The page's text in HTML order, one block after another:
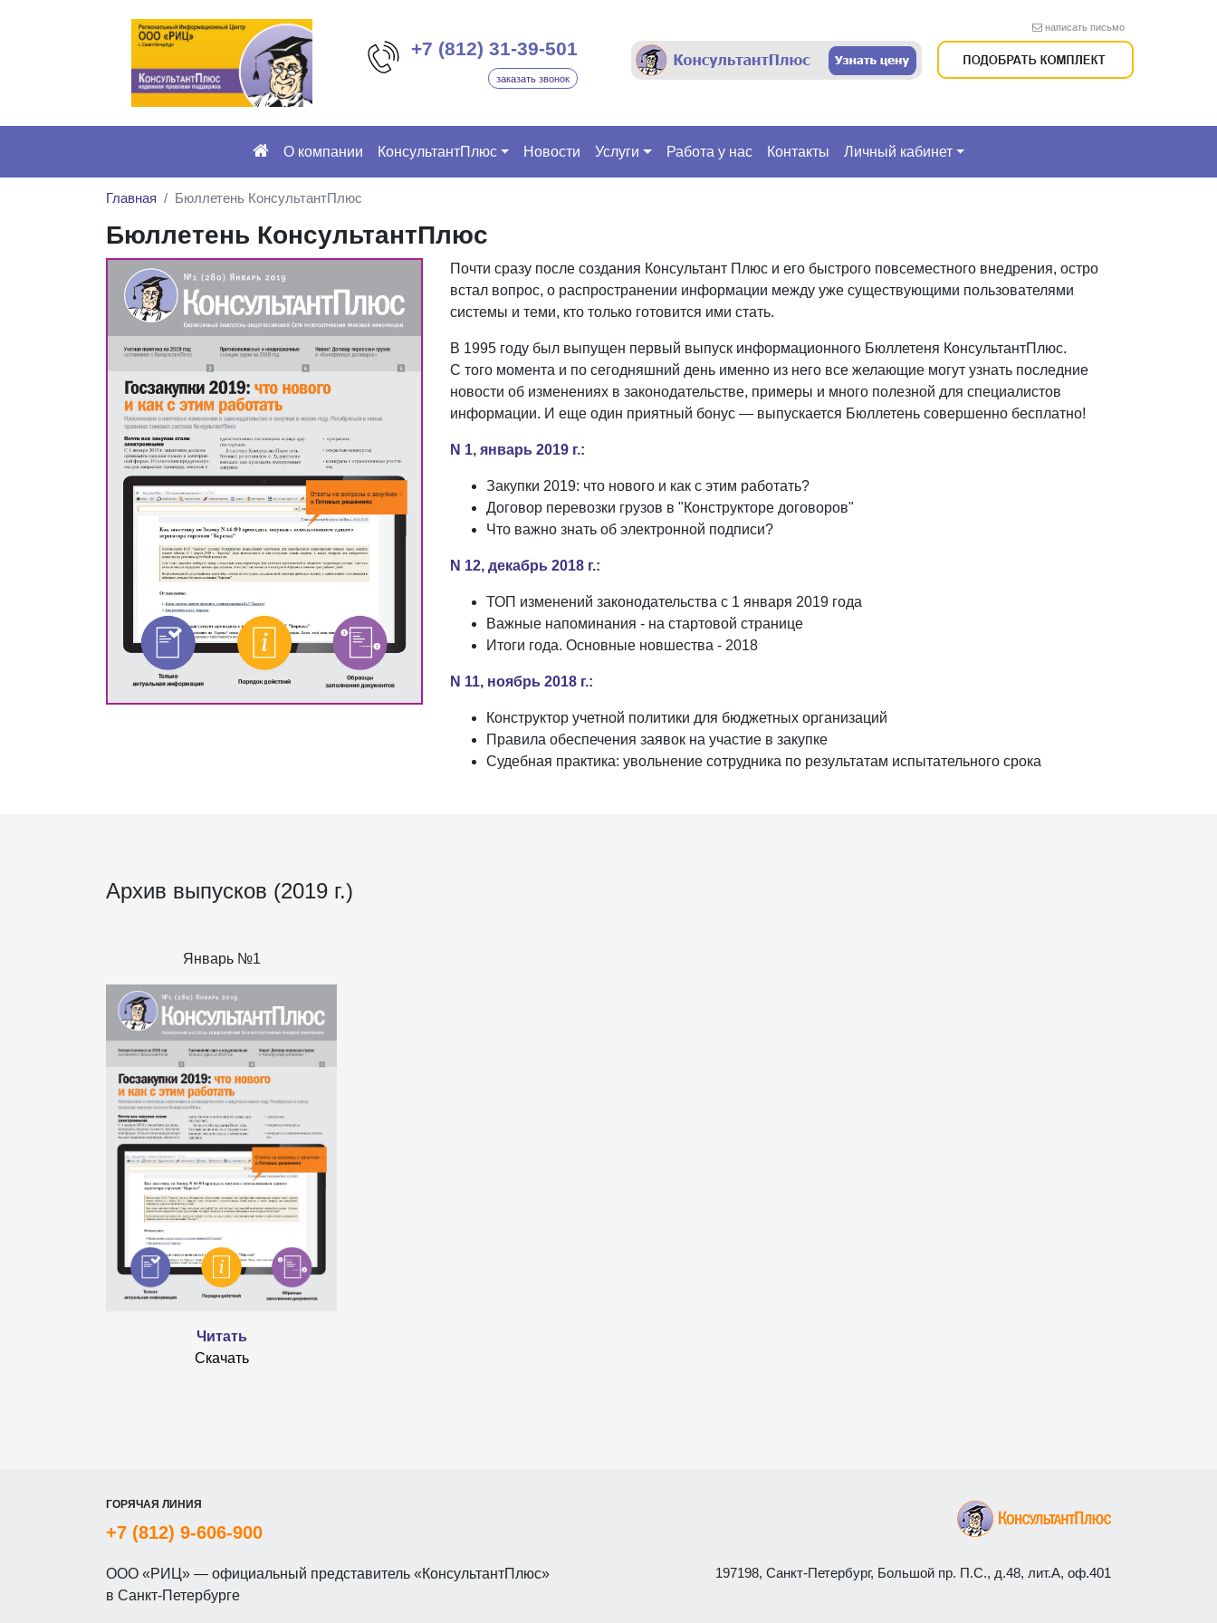
+7 (812) 31-39-501
заказать звонок
написать письмо
О компании КонсультантПлюс Новости Услуги Работа у нас Контакты Личный кабинет
Главная Бюллетень КонсультантПлюс
Бюллетень КонсультантПлюс
Почти сразу после создания Консультант Плюс и его быстрого повсеместного внедрения, остро
встал вопрос, о распространении информации между уже существующими пользователями
системы и теми, кто только готовится ими стать.
В 1995 году был выпущен первый выпуск информационного Бюллетеня КонсультантПлюс.
С того момента и по сегодняшний день именно из него все желающие могут узнать последние
новости об изменениях в законодательстве, примеры и много полезной для специалистов
информации. И еще один приятный бонус — выпускается Бюллетень совершенно бесплатно!
N 1, январь 2019 г.:
Закупки 2019: что нового и как с этим работать?
Договор перевозки грузов в "Конструкторе договоров"
Что важно знать об электронной подписи?
N 12, декабрь 2018 г.:
ТОП изменений законодательства с 1 января 2019 года
Важные напоминания - на стартовой странице
Итоги года. Основные новшества - 2018
N 11, ноябрь 2018 г.:
Конструктор учетной политики для бюджетных организаций
Правила обеспечения заявок на участие в закупке
Судебная практика: увольнение сотрудника по результатам испытательного срока
Архив выпусков (2019 г.)
Январь №1
Читать
Скачать
ГОРЯЧАЯ ЛИНИЯ
+7 (812) 9-606-900
ООО «РИЦ» — официальный представитель «КонсультантПлюс»
в Санкт-Петербурге
197198, Санкт-Петербург, Большой пр. П.С., д.48, лит.А, оф.401